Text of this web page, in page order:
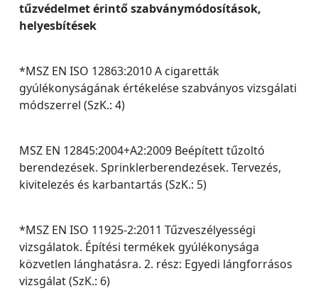
tűzvédelmet érintő szabványmódosítások,
helyesbítések
*MSZ EN ISO 12863:2010 A cigaretták
gyúlékonyságának értékelése szabványos vizsgálati
módszerrel (SzK.: 4)
MSZ EN 12845:2004+A2:2009 Beépített tűzoltó
berendezések. Sprinklerberendezések. Tervezés,
kivitelezés és karbantartás (SzK.: 5)
*MSZ EN ISO 11925-2:2011 Tűzveszélyességi
vizsgálatok. Építési termékek gyúlékonysága
közvetlen lánghatásra. 2. rész: Egyedi lángforrásos
vizsgálat (SzK.: 6)